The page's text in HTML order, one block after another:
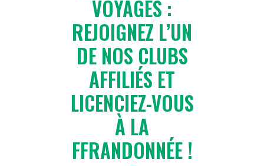
VOYAGES :
REJOIGNEZ L’UN
DE NOS CLUBS
AFFILIÉS ET
LICENCIEZ-VOUS
À LA
FFRANDONNÉE !